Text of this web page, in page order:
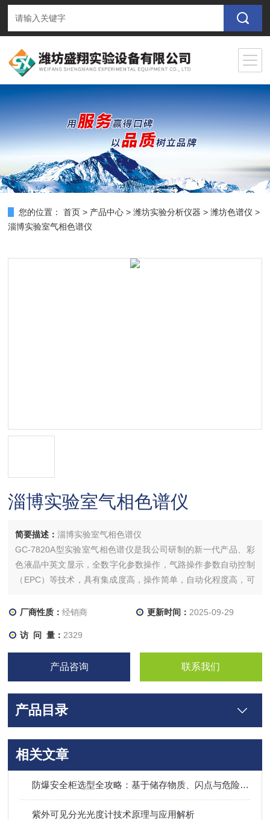
您的位置： 首页 > 产品中心 >潍坊实验分析仪器 >潍坊色谱仪 >
淄博实验室气相色谱仪
淄博实验室气相色谱仪
简要描述：淄博实验室气相色谱仪
GC-7820A型实验室气相色谱仪是我公司研制的新一代产品、彩
色液晶中英文显示，全数字化参数操作，气路操作参数自动控制
（EPC）等技术，具有集成度高，操作简单，自动化程度高，可
列。
厂商性质：经销商 更新时间： 2025-09-29
访 问 量： 2329
产品咨询 联系我们
产品目录
相关文章
防爆安全柜选型全攻略：基于储存物质、闪点与危险等级的科学决策
紫外可见分光光度计技术原理与应用解析